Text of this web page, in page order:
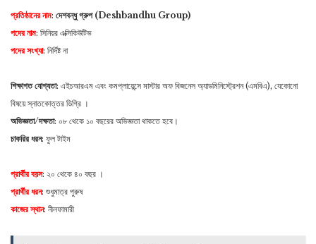
প্রতিষ্ঠানের নাম: দেশবন্ধু গ্রুপ (Deshbandhu Group)
পদের নাম: সিনিয়র এক্সিকিউটিভ
পদের সংখ্যা: নির্দিষ্ট না
শিক্ষাগত যোগ্যতা: এইচআরএম এবং কমপ্লায়েন্সে মাস্টার অফ বিজনেস অ্যাডমিনিস্ট্রেশন (এমবিএ), যেকোনো
বিষয়ে স্নাতকোত্তর ডিগ্রি ।
অভিজ্ঞতা/দক্ষতা: ০৮ থেকে ১০ বছরের অভিজ্ঞতা থাকতে হবে।
চাকরির ধরন: ফুল টাইম
প্রার্থীর বয়স: ২০ থেকে ৪০ বছর ।
প্রার্থীর ধরন: শুধুমাত্র পুরুষ
কাজের স্থান: নীলফামারী